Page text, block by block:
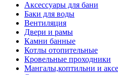
Аксессуары для бани
Баки для воды
Вентиляция
Двери и рамы
Камни банные
Котлы отопительные
Кровельные проходники
Мангалы,коптильни и